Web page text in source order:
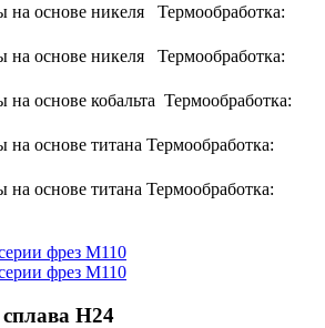
основе никеля​ ​ ​ Термообработка:
основе никеля​ ​ ​ Термообработка:
основе кобальта ​ Термообработка:
основе титана Термообработка:
основе титана Термообработка:
фрез M110
фрез M110
H24